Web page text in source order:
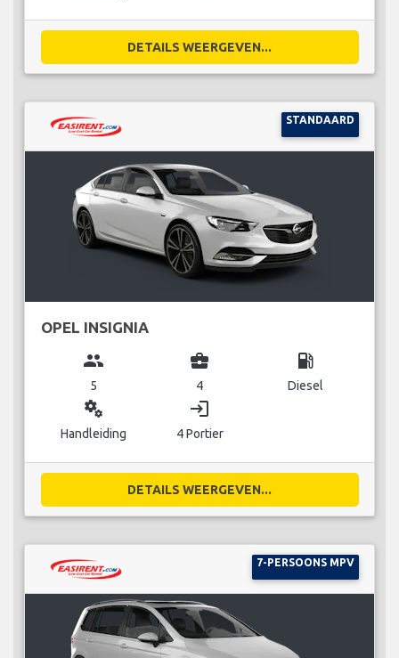
DETAILS WEERGEVEN...
STANDAARD
OPEL INSIGNIA
group
5
business_center
4
local_gas_station
Diesel
miscellaneous_services
Handleiding
login
4 Portier
DETAILS WEERGEVEN...
7-PERSOONS MPV